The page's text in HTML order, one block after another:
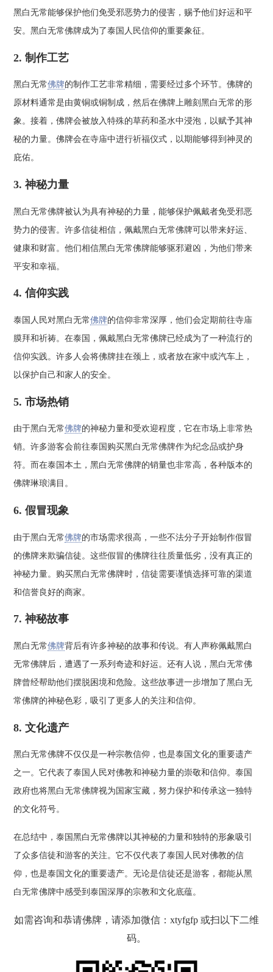
黑白无常能够保护他们免受邪恶势力的侵害，赐予他们好运和平
安。黑白无常佛牌成为了泰国人民信仰的重要象征。
2. 制作工艺
黑白无常佛牌的制作工艺非常精细，需要经过多个环节。佛牌的
原材料通常是由黄铜或铜制成，然后在佛牌上雕刻黑白无常的形
象。接着，佛牌会被放入特殊的草药和圣水中浸泡，以赋予其神
秘的力量。佛牌会在寺庙中进行祈福仪式，以期能够得到神灵的
庇佑。
3. 神秘力量
黑白无常佛牌被认为具有神秘的力量，能够保护佩戴者免受邪恶
势力的侵害。许多信徒相信，佩戴黑白无常佛牌可以带来好运、
健康和财富。他们相信黑白无常佛牌能够驱邪避凶，为他们带来
平安和幸福。
4. 信仰实践
泰国人民对黑白无常佛牌的信仰非常深厚，他们会定期前往寺庙
膜拜和祈祷。在泰国，佩戴黑白无常佛牌已经成为了一种流行的
信仰实践。许多人会将佛牌挂在颈上，或者放在家中或汽车上，
以保护自己和家人的安全。
5. 市场热销
由于黑白无常佛牌的神秘力量和受欢迎程度，它在市场上非常热
销。许多游客会前往泰国购买黑白无常佛牌作为纪念品或护身
符。而在泰国本土，黑白无常佛牌的销量也非常高，各种版本的
佛牌琳琅满目。
6. 假冒现象
由于黑白无常佛牌的市场需求很高，一些不法分子开始制作假冒
的佛牌来欺骗信徒。这些假冒的佛牌往往质量低劣，没有真正的
神秘力量。购买黑白无常佛牌时，信徒需要谨慎选择可靠的渠道
和信誉良好的商家。
7. 神秘故事
黑白无常佛牌背后有许多神秘的故事和传说。有人声称佩戴黑白
无常佛牌后，遭遇了一系列奇迹和好运。还有人说，黑白无常佛
牌曾经帮助他们摆脱困境和危险。这些故事进一步增加了黑白无
常佛牌的神秘色彩，吸引了更多人的关注和信仰。
8. 文化遗产
黑白无常佛牌不仅仅是一种宗教信仰，也是泰国文化的重要遗产
之一。它代表了泰国人民对佛教和神秘力量的崇敬和信仰。泰国
政府也将黑白无常佛牌视为国家宝藏，努力保护和传承这一独特
的文化符号。
在总结中，泰国黑白无常佛牌以其神秘的力量和独特的形象吸引
了众多信徒和游客的关注。它不仅代表了泰国人民对佛教的信
仰，也是泰国文化的重要遗产。无论是信徒还是游客，都能从黑
白无常佛牌中感受到泰国深厚的宗教和文化底蕴。
如需咨询和恭请佛牌，请添加微信：xtyfgfp 或扫以下二维
码。